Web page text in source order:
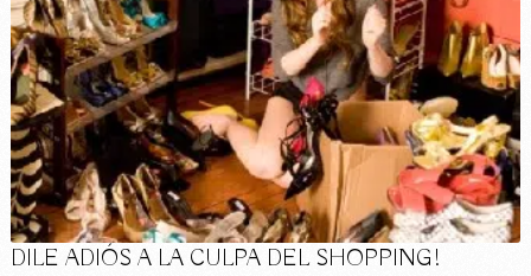
DILE ADIÓS A LA CULPA DEL SHOPPING!